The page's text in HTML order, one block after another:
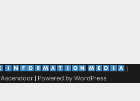
|
Ascendoor| Powered byWordPress.